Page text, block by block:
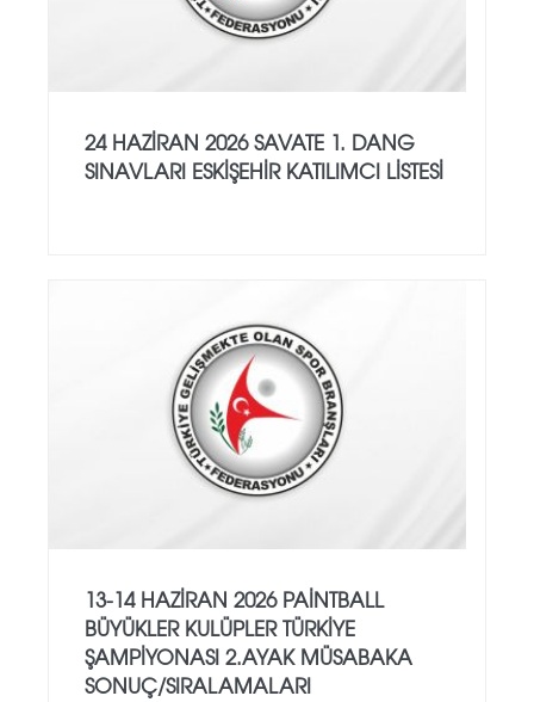
24 HAZİRAN 2026 SAVATE 1. DANG
SINAVLARI ESKİŞEHİR KATILIMCI LİSTESİ
13-14 HAZİRAN 2026 PAİNTBALL
BÜYÜKLER KULÜPLER TÜRKİYE
ŞAMPİYONASI 2.AYAK MÜSABAKA
SONUÇ/SIRALAMALARI